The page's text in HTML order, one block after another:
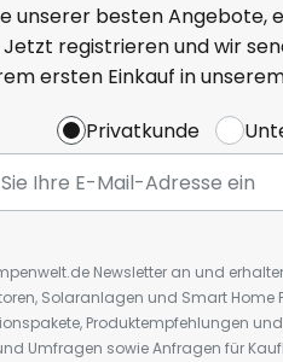
unserer besten Angebote,
registrieren und wir
ersten Einkauf in
Privatkunde
Newsletter an und
Solaranlagen und Smart Home
Produktempfehlungen
Umfragen sowie Anfragen für